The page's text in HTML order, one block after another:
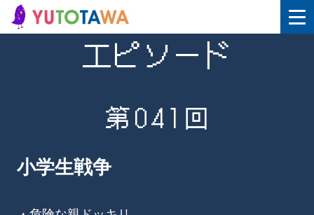
エピソード
第041回
小学生戦争